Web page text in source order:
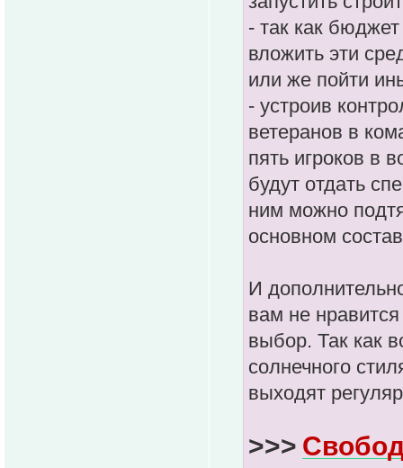
- так как
вложить эти
или же пойти
- устроив
ветеранов в
пять игроков в
будут отдать
ним можно
основном
И
вам не
выбор. Так как
солнечного
выходят
>>>